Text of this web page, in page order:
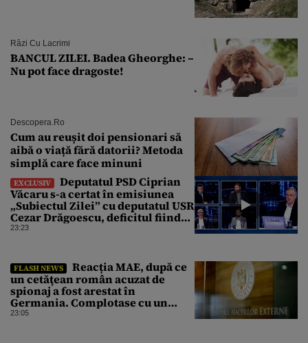
Râzi Cu Lacrimi
BANCUL ZILEI. Badea Gheorghe: –
Nu pot face dragoste!
Descopera.ro
Cum au reușit doi pensionari să
aibă o viață fără datorii? Metoda
simplă care face minuni
EXCLUSIV
Deputatul PSD Ciprian
Văcaru s-a certat în emisiunea
„Subiectul Zilei” cu deputatul USR
Cezar Drăgoescu, deficitul fiind
motivul scandalului
23:23
FLASH NEWS
Reacția MAE, după ce
un cetăţean român acuzat de
spionaj a fost arestat în
Germania. Complotase cu un
ucrainean ca să asasineze un
23:05